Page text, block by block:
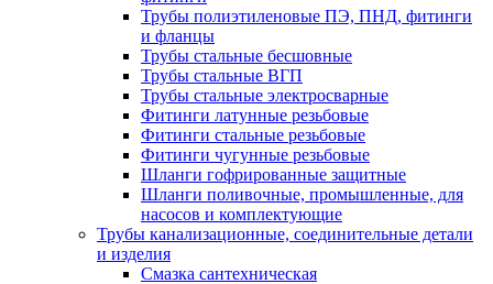
Трубы полиэтиленовые ПЭ, ПНД, фитинги
и фланцы
Трубы стальные бесшовные
Трубы стальные ВГП
Трубы стальные электросварные
Фитинги латунные резьбовые
Фитинги стальные резьбовые
Фитинги чугунные резьбовые
Шланги гофрированные защитные
Шланги поливочные, промышленные, для
насосов и комплектующие
Трубы канализационные, соединительные детали
и изделия
Смазка сантехническая